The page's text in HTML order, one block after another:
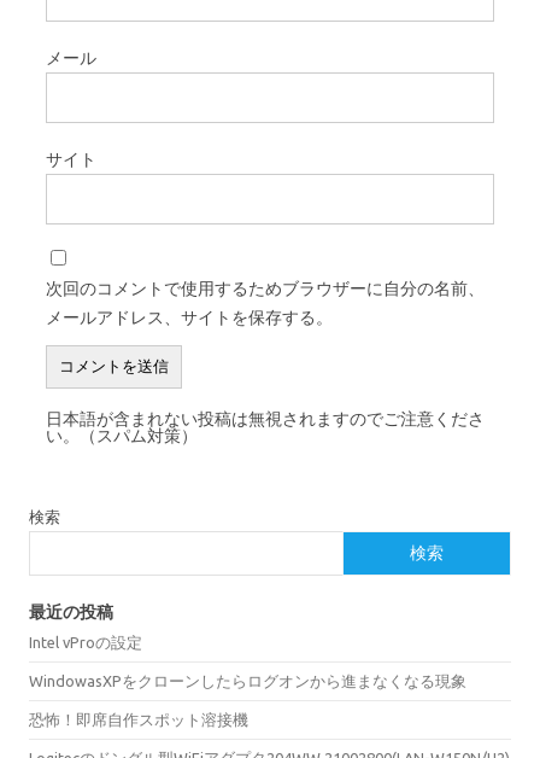
メール
サイト
次回のコメントで使用するためブラウザーに自分の名前、
メールアドレス、サイトを保存する。
日本語が含まれない投稿は無視されますのでご注意くださ
い。（スパム対策）
検索
検索
最近の投稿
Intel vProの設定
WindowasXPをクローンしたらログオンから進まなくなる現象
恐怖！即席自作スポット溶接機